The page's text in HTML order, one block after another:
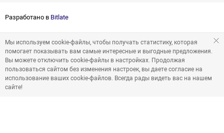
Разработано в Bitlate
Мы используем cookie-файлы, чтобы получать статистику, которая
помогает показывать вам самые интересные и выгодные предложения.
Вы можете отключить cookie-файлы в настройках. Продолжая
пользоваться сайтом без изменения настроек, вы даете согласие на
использование ваших cookie-файлов. Всегда рады видеть вас на нашем
сайте!